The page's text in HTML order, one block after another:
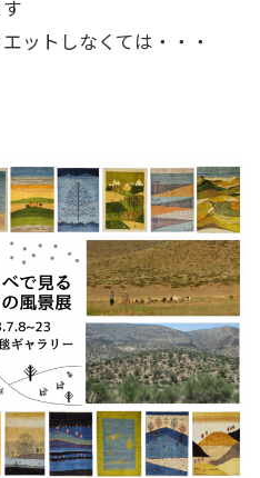
ットしなくては・・・